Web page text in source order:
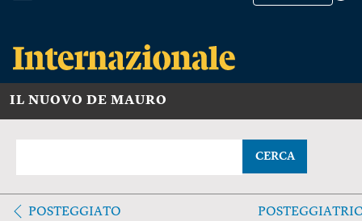
IL NUOVO DE MAURO
CERCA
POSTEGGIATO